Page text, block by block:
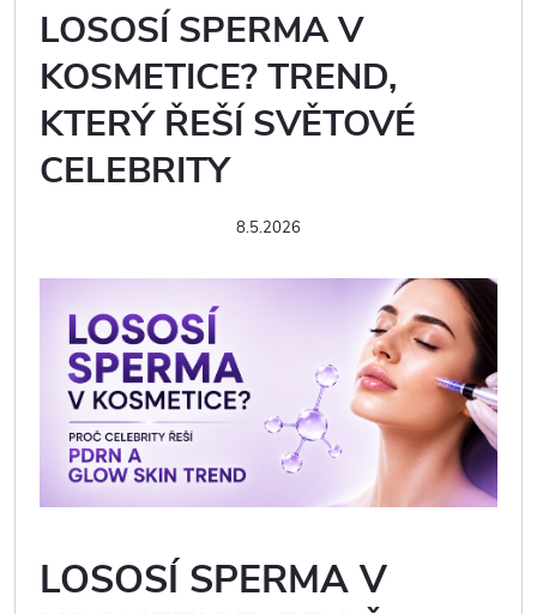
LOSOSÍ SPERMA V
KOSMETICE? TREND,
KTERÝ ŘEŠÍ SVĚTOVÉ
CELEBRITY
8.5.2026
LOSOSÍ SPERMA V